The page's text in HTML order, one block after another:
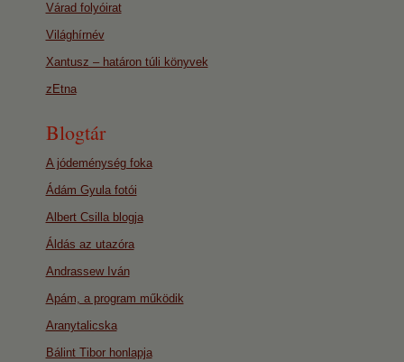
Várad folyóirat
Világhírnév
Xantusz – határon túli könyvek
zEtna
Blogtár
A jódeménység foka
Ádám Gyula fotói
Albert Csilla blogja
Áldás az utazóra
Andrassew Iván
Apám, a program működik
Aranytalicska
Bálint Tibor honlapja